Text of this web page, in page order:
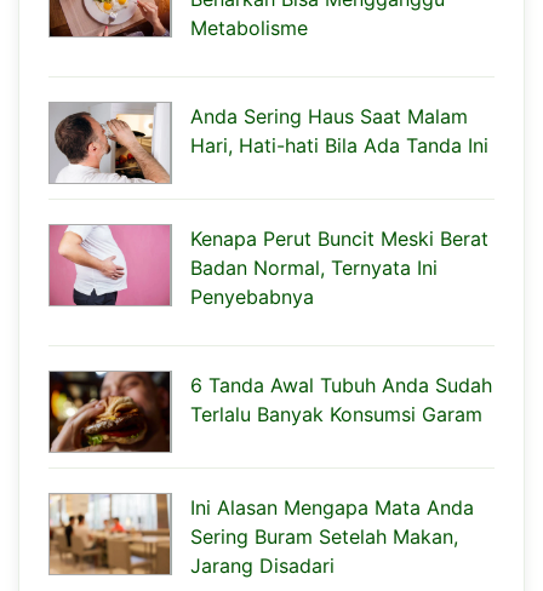
Metabolisme
Anda Sering Haus Saat Malam
Hari, Hati-hati Bila Ada Tanda Ini
Kenapa Perut Buncit Meski Berat
Badan Normal, Ternyata Ini
Penyebabnya
6 Tanda Awal Tubuh Anda Sudah
Terlalu Banyak Konsumsi Garam
Ini Alasan Mengapa Mata Anda
Sering Buram Setelah Makan,
Jarang Disadari